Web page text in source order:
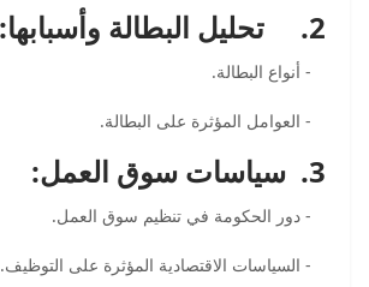
2. تحليل البطالة وأسبابها:
- أنواع البطالة.
- العوامل المؤثرة على البطالة.
3. سياسات سوق العمل:
- دور الحكومة في تنظيم سوق العمل.
- السياسات الاقتصادية المؤثرة على التوظيف.